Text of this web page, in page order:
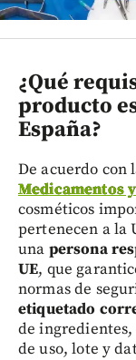
¿Qué
producto
España?
De acuerdo con
Medicamentos
cosméticos
pertenecen a la
una persona
UE, que
normas de
etiquetado
de
de uso, lote y